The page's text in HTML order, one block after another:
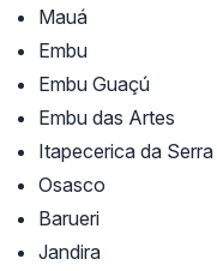
Mauá
Embu
Embu Guaçú
Embu das Artes
Itapecerica da Serra
Osasco
Barueri
Jandira